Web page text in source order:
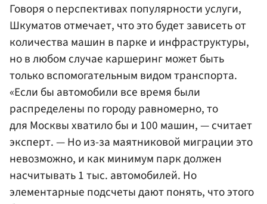
Говоря о перспективах популярности услуги,
Шкуматов отмечает, что это будет зависеть от
количества машин в парке и инфраструктуры,
но в любом случае каршеринг может быть
только вспомогательным видом транспорта.
«Если бы автомобили все время были
распределены по городу равномерно, то
для Москвы хватило бы и 100 машин, — считает
эксперт. — Но из-за маятниковой миграции это
невозможно, и как минимум парк должен
насчитывать 1 тыс. автомобилей. Но
элементарные подсчеты дают понять, что этого